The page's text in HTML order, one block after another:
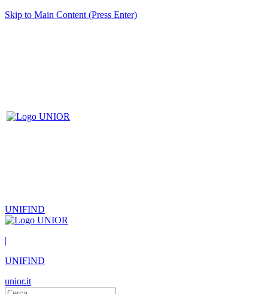
Skip to Main Content (Press Enter)
UNIFIND
|
UNIFIND
unior.it